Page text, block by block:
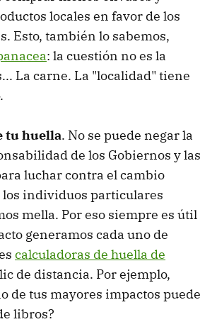
locales en favor de los
Esto, también lo sabemos,
: la cuestión no es la
La carne. La "localidad" tiene
tu huella. No se puede negar la
de los Gobiernos y las
luchar contra el cambio
individuos particulares
mella. Por eso siempre es útil
generamos cada uno de
calculadoras de huella de
de distancia. Por ejemplo,
de tus mayores impactos puede
libros?